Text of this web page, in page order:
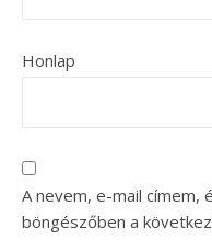
Honlap
A nevem, e-mail címem,
böngészőben a